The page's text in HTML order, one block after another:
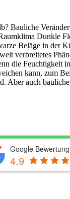
Bauliche
Dunkle
Beläge in der
verbreitetes
die Feuchtigkeit
kann, zum
Aber auch
Google Bewertung
4.9